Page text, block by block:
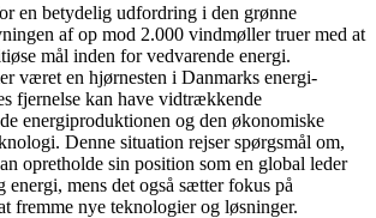
en betydelig udfordring i den grønne
af op mod 2.000 vindmøller truer med at
mål inden for vedvarende energi.
været en hjørnesten i Danmarks energi-
fjernelse kan have vidtrækkende
energiproduktionen og den økonomiske
Denne situation rejser spørgsmål om,
opretholde sin position som en global leder
mens det også sætter fokus på
fremme nye teknologier og løsninger.